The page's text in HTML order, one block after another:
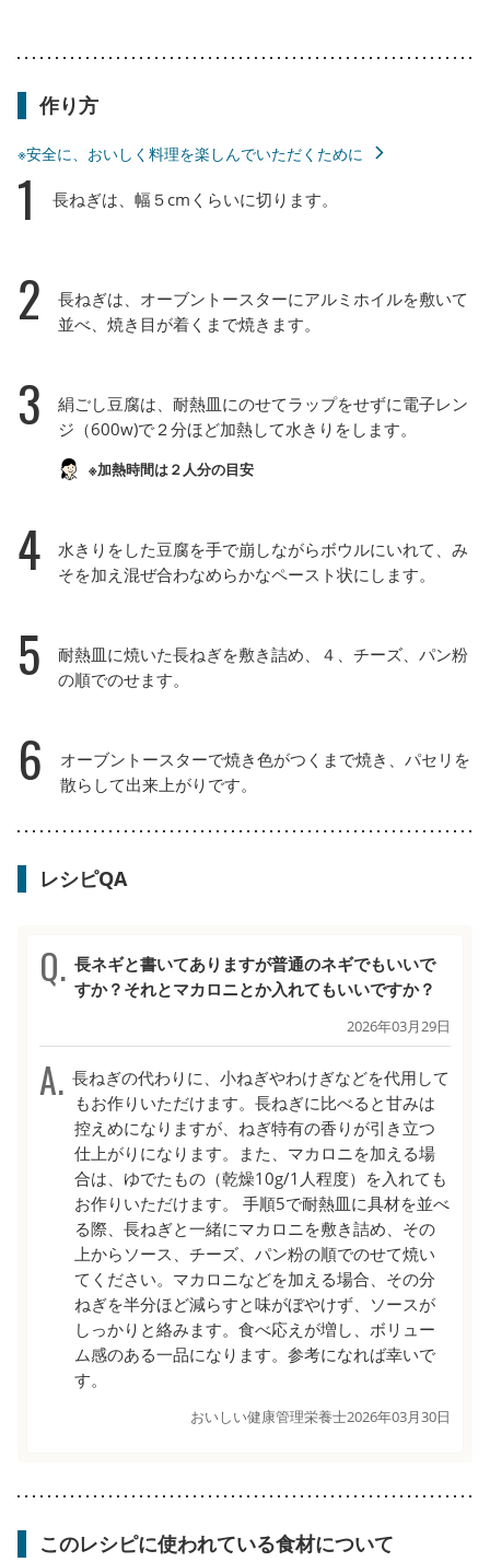
作り方
※安全に、おいしく料理を楽しんでいただくために
1 長ねぎは、幅５cmくらいに切ります。
2
長ねぎは、オーブントースターにアルミホイルを敷いて
並べ、焼き目が着くまで焼きます。
3
絹ごし豆腐は、耐熱皿にのせてラップをせずに電子レン
ジ（600w)で２分ほど加熱して水きりをします。
※加熱時間は２人分の目安
4
水きりをした豆腐を手で崩しながらボウルにいれて、み
そを加え混ぜ合わなめらかなペースト状にします。
5
耐熱皿に焼いた長ねぎを敷き詰め、４、チーズ、パン粉
の順でのせます。
6
オーブントースターで焼き色がつくまで焼き、パセリを
散らして出来上がりです。
レシピQA
長ネギと書いてありますが普通のネギでもいいで
すか？それとマカロニとか入れてもいいですか？
2026年03月29日
長ねぎの代わりに、小ねぎやわけぎなどを代用して
もお作りいただけます。長ねぎに比べると甘みは
控えめになりますが、ねぎ特有の香りが引き立つ
仕上がりになります。また、マカロニを加える場
合は、ゆでたもの（乾燥10g/1人程度）を入れても
お作りいただけます。 手順5で耐熱皿に具材を並べ
る際、長ねぎと一緒にマカロニを敷き詰め、その
上からソース、チーズ、パン粉の順でのせて焼い
てください。マカロニなどを加える場合、その分
ねぎを半分ほど減らすと味がぼやけず、ソースが
しっかりと絡みます。食べ応えが増し、ボリュー
ム感のある一品になります。参考になれば幸いで
す。
おいしい健康管理栄養士2026年03月30日
このレシピに使われている食材について